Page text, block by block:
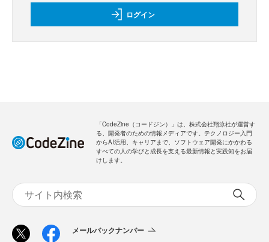
ログイン
「CodeZine（コードジン）」は、株式会社翔泳社が運営す
る、開発者のための情報メディアです。テクノロジー入門
からAI活用、キャリアまで、ソフトウェア開発にかかわる
すべての人の学びと成長を支える最新情報と実践知をお届
けします。
メールバックナンバー